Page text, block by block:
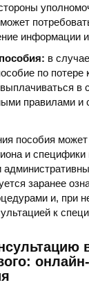
информации
в
по потере
в
правилами и
пособия может
и
заранее
и, при
к